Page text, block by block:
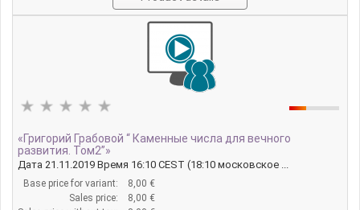
«Григорий Грабовой “ Каменные числа для вечного
развития. Том2”»
Дата 21.11.2019 Время 16:10 CEST (18:10 московское ...
Base price for variant:
8,00 €
Sales price:
8,00 €